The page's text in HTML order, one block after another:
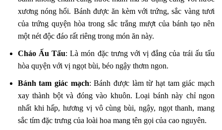
xương nóng hổi. Bánh được ăn kèm với trứng, sắc vàng tươi
của trứng quyện hòa trong sắc trắng mượt của bánh tạo nên
một nét độc đáo rất riêng trong món ăn này.
Cháo Ấu Tẩu: Là món đặc trưng với vị đắng của trái ấu tẩu
hòa quyện với vị ngọt bùi, béo ngậy thơm ngon.
Bánh tam giác mạch: Bánh được làm từ hạt tam giác mạch
xay thành bột và đóng vào khuôn. Loại bánh này chỉ ngon
nhất khi hấp, hương vị vô cùng bùi, ngậy, ngọt thanh, mang
sắc tím đặc trưng của loài hoa mang tên gọi của cao nguyên.